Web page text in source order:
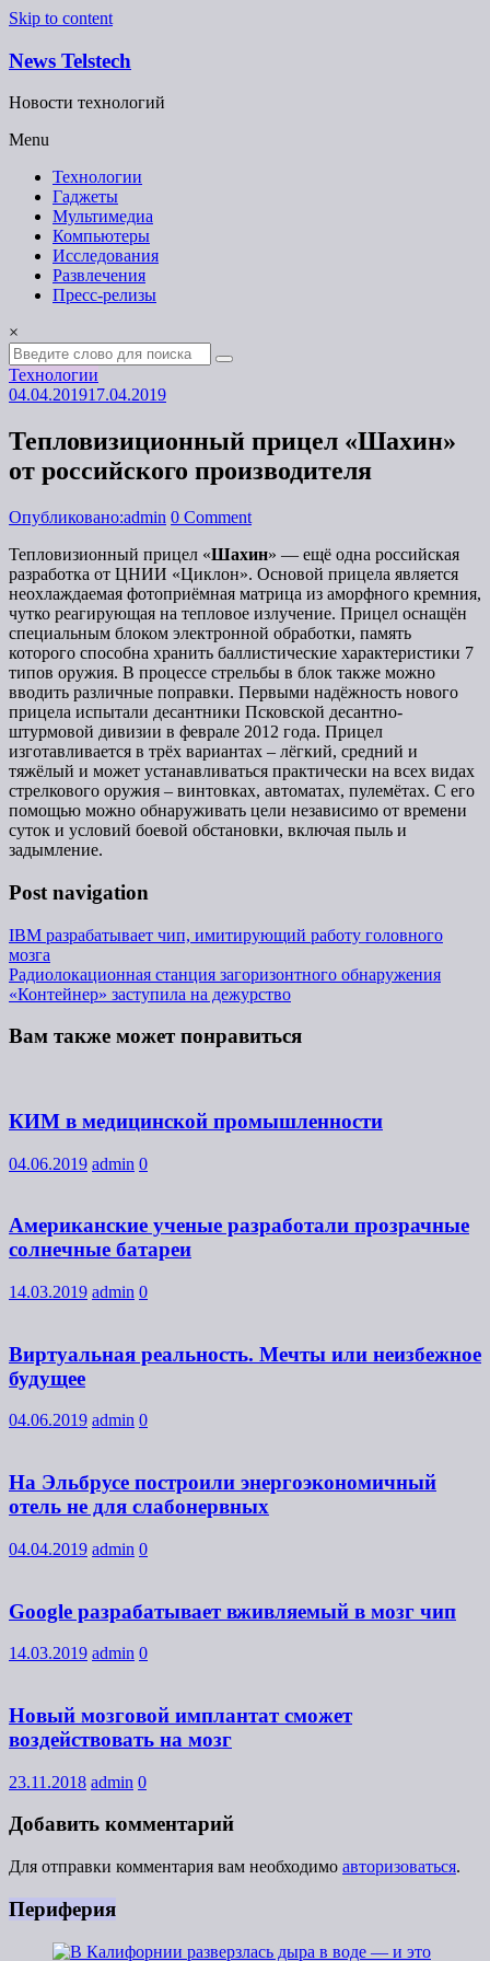
Skip to content
News Telstech
Новости технологий
Menu
Технологии
Гаджеты
Мультимедиа
Компьютеры
Исследования
Развлечения
Пресс-релизы
×
Технологии
04.04.201917.04.2019
Тепловизиционный прицел «Шахин»
от российского производителя
Опубликовано:admin 0 Comment
Тепловизионный прицел «Шахин» — ещё одна российская
разработка от ЦНИИ «Циклон». Основой прицела является
неохлаждаемая фотоприёмная матрица из аморфного кремния,
чутко реагирующая на тепловое излучение. Прицел оснащён
специальным блоком электронной обработки, память
которого способна хранить баллистические характеристики 7
типов оружия. В процессе стрельбы в блок также можно
вводить различные поправки. Первыми надёжность нового
прицела испытали десантники Псковской десантно-
штурмовой дивизии в феврале 2012 года. Прицел
изготавливается в трёх вариантах – лёгкий, средний и
тяжёлый и может устанавливаться практически на всех видах
стрелкового оружия – винтовках, автоматах, пулемётах. С его
помощью можно обнаруживать цели независимо от времени
суток и условий боевой обстановки, включая пыль и
задымление.
Post navigation
IBM разрабатывает чип, имитирующий работу головного
мозга
Радиолокационная станция загоризонтного обнаружения
«Контейнер» заступила на дежурство
Вам также может понравиться
КИМ в медицинской промышленности
04.06.2019 admin 0
Американские ученые разработали прозрачные
солнечные батареи
14.03.2019 admin 0
Виртуальная реальность. Мечты или неизбежное
будущее
04.06.2019 admin 0
На Эльбрусе построили энергоэкономичный
отель не для слабонервных
04.04.2019 admin 0
Google разрабатывает вживляемый в мозг чип
14.03.2019 admin 0
Новый мозговой имплантат сможет
воздействовать на мозг
23.11.2018 admin 0
Добавить комментарий
Для отправки комментария вам необходимо авторизоваться.
Периферия